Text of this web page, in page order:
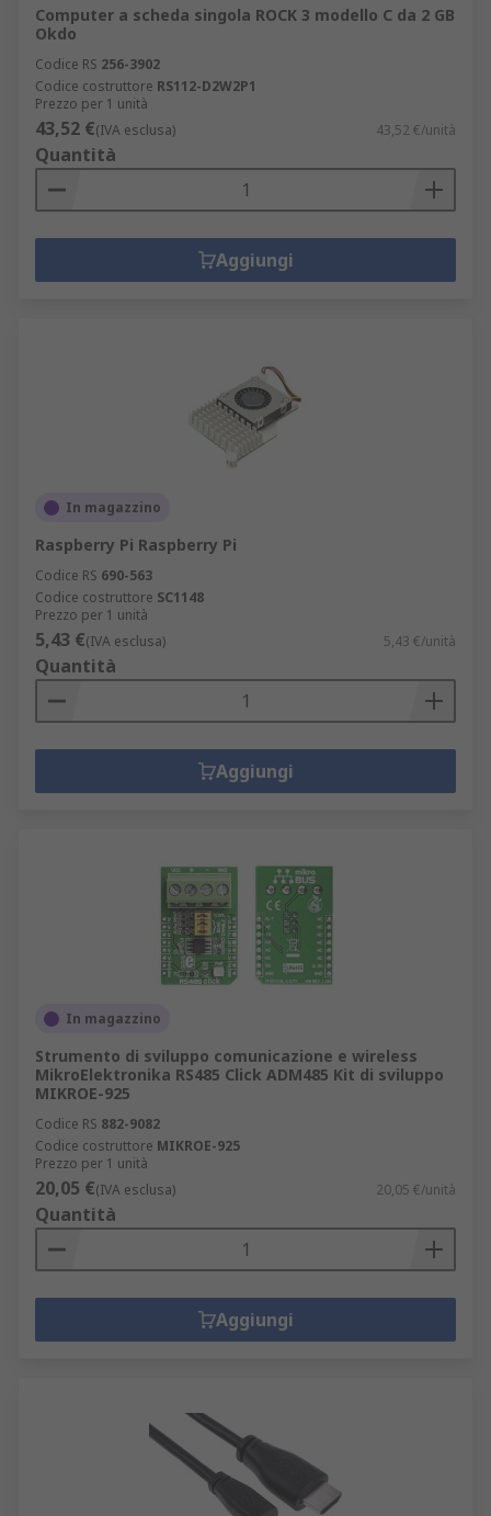
Computer a scheda singola ROCK 3 modello C da 2 GB
Okdo
Codice RS 256-3902
Codice costruttore RS112-D2W2P1
Prezzo per 1 unità
43,52 €(IVA esclusa) 43,52 €/unità
Quantità
Aggiungi
In magazzino
Raspberry Pi Raspberry Pi
Codice RS 690-563
Codice costruttore SC1148
Prezzo per 1 unità
5,43 €(IVA esclusa) 5,43 €/unità
Quantità
Aggiungi
In magazzino
Strumento di sviluppo comunicazione e wireless
MikroElektronika RS485 Click ADM485 Kit di sviluppo
MIKROE-925
Codice RS 882-9082
Codice costruttore MIKROE-925
Prezzo per 1 unità
20,05 €(IVA esclusa) 20,05 €/unità
Quantità
Aggiungi